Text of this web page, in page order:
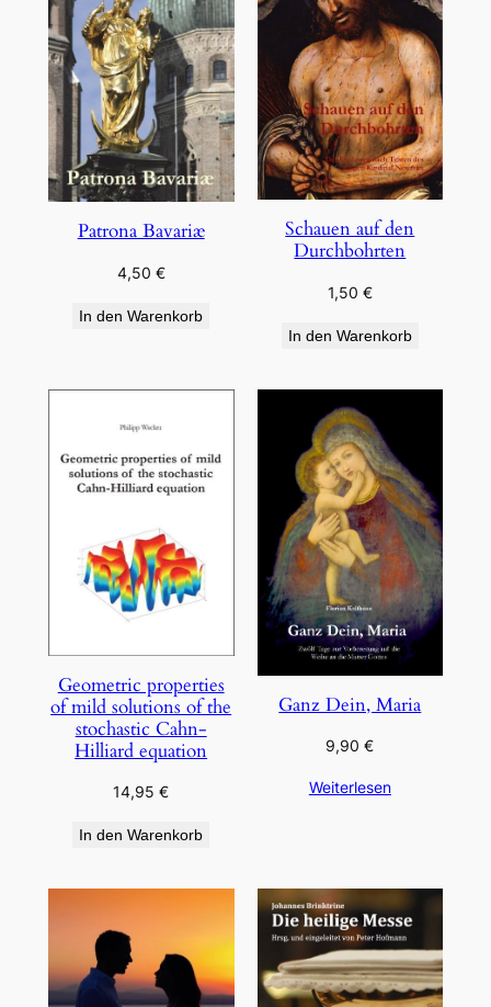
Patrona Bavariæ
4,50 €
In den Warenkorb
Schauen auf den
Durchbohrten
1,50 €
In den Warenkorb
Geometric properties
of mild solutions of the
stochastic Cahn-
Hilliard equation
14,95€
In den Warenkorb
Ganz Dein, Maria
9,90€
Weiterlesen